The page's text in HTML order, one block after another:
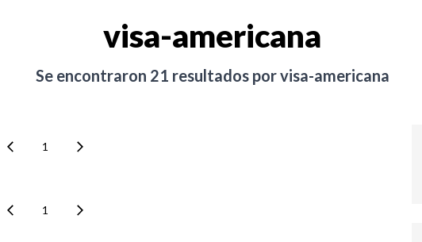
visa-americana
Se encontraron 21 resultados porvisa-americana
1
1